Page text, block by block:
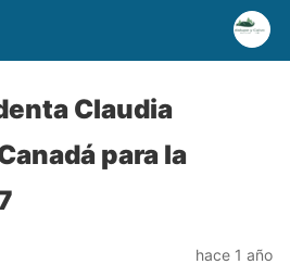
Claudia
para la
hace 1 año